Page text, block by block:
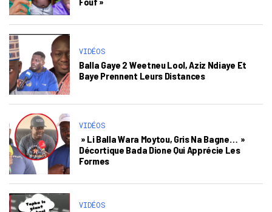
VIDÉOS
Balla Gaye 2 Weetneu Lool, Aziz Ndiaye Et
Baye Prennent Leurs Distances
VIDÉOS
» Li Balla Wara Moytou, Gris Na Bagne… »
Décortique Bada Dione Qui Apprécie Les
Formes
VIDÉOS